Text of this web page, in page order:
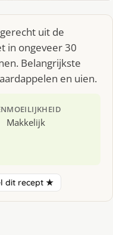
uit de
in ongeveer 30
Belangrijkste
en uien.
MOEILIJKHEID
Makkelijk
dit recept ★